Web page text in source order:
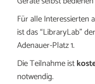
Für alle Interessierten
ist das “LibraryLab”
Adenauer-Platz 1.
Die Teilnahme ist
notwendig.